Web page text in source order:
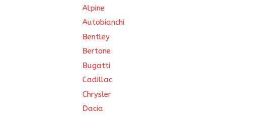
Alpine
Autobianchi
Bentley
Bertone
Bugatti
Cadillac
Chrysler
Dacia